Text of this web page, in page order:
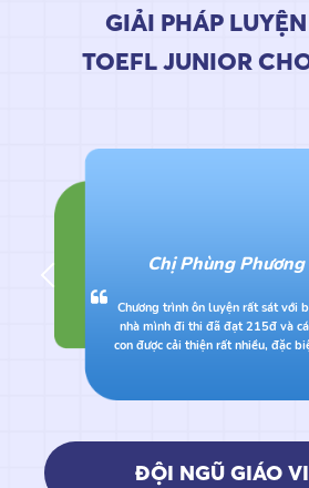
Bạn
Học lớp
được chấm
cô còn
GIẢI PHÁP
TOEFL JUNIOR
ĐỘI NGŨ GIÁO
Chị Phùng
Chương trình ôn luyện rất sát với
nhà mình đi thi đã đạt 215đ và
con được cải thiện rất nhiều, đặc